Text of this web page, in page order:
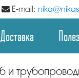
E-mail:
Доставка
и